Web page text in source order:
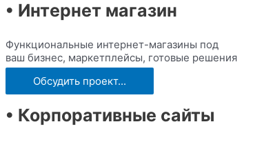
• Интернет магазин
Функциональные интернет-магазины под
ваш бизнес, маркетплейсы, готовые решения
Обсудить проект...
• Корпоративные сайты